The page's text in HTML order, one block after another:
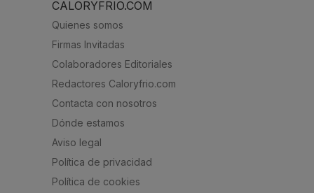
CALORYFRIO.COM
Quienes somos
Firmas Invitadas
Colaboradores Editoriales
Redactores Caloryfrio.com
Contacta con nosotros
Dónde estamos
Aviso legal
Política de privacidad
Política de cookies